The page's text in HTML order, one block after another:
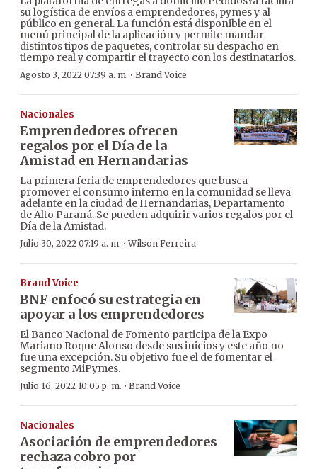
su logística de envíos a emprendedores, pymes y al
público en general. La función está disponible en el
menú principal de la aplicación y permite mandar
distintos tipos de paquetes, controlar su despacho en
tiempo real y compartir el trayecto con los destinatarios.
Agosto 3, 2022 07:39 a. m. · Brand Voice
Nacionales
Emprendedores ofrecen
regalos por el Día de la
Amistad en Hernandarias
La primera feria de emprendedores que busca
promover el consumo interno en la comunidad se lleva
adelante en la ciudad de Hernandarias, Departamento
de Alto Paraná. Se pueden adquirir varios regalos por el
Día de la Amistad.
Julio 30, 2022 07:19 a. m. ·Wilson Ferreira
Brand Voice
BNF enfocó su estrategia en
apoyar a los emprendedores
El Banco Nacional de Fomento participa de la Expo
Mariano Roque Alonso desde sus inicios y este año no
fue una excepción. Su objetivo fue el de fomentar el
segmento MiPymes.
Julio 16, 2022 10:05 p. m. · Brand Voice
Nacionales
Asociación de emprendedores
rechaza cobro por